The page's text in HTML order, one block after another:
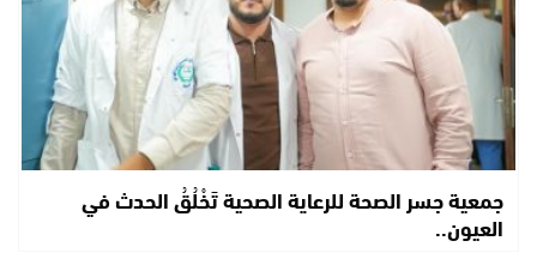
جمعية جسر الصحة للرعاية الصحية تَخْلُقُ الحدث في
العيون..